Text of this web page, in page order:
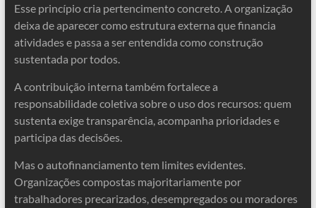
Esse princípio cria pertencimento concreto. A organização
deixa de aparecer como estrutura externa que financia
atividades e passa a ser entendida como construção
sustentada por todos.
A contribuição interna também fortalece a
responsabilidade coletiva sobre o uso dos recursos: quem
sustenta exige transparência, acompanha prioridades e
participa das decisões.
Mas o autofinanciamento tem limites evidentes.
Organizações compostas majoritariamente por
trabalhadores precarizados, desempregados ou moradores